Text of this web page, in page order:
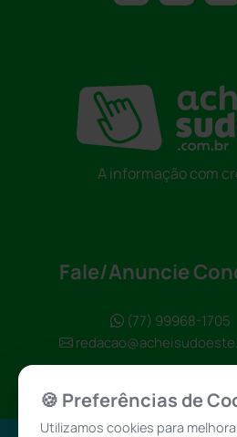
A informação com
Fale/Anuncie
(77) 99968-1705
🍪 Preferências de
Utilizamos cookies para